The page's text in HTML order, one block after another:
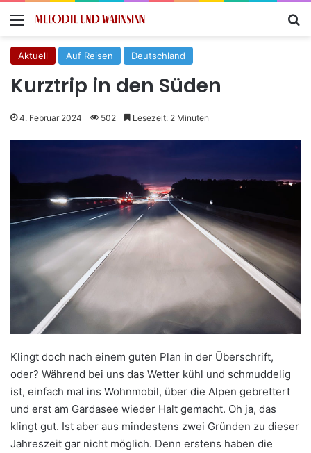
Menü
Aktuell Auf Reisen Deutschland
Kurztrip in den Süden
4. Februar 2024 502 Lesezeit: 2 Minuten
Klingt doch nach einem guten Plan in der Überschrift,
oder? Während bei uns das Wetter kühl und schmuddelig
ist, einfach mal ins Wohnmobil, über die Alpen gebrettert
und erst am Gardasee wieder Halt gemacht. Oh ja, das
klingt gut. Ist aber aus mindestens zwei Gründen zu dieser
Jahreszeit gar nicht möglich. Denn erstens haben die